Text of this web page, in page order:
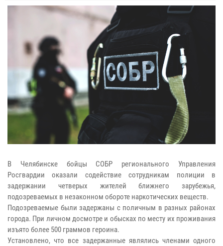
В Челябинске бойцы СОБР регионального Управления
Росгвардии оказали содействие сотрудникам полиции в
задержании четверых жителей ближнего зарубежья,
подозреваемых в незаконном обороте наркотических веществ.
Подозреваемые были задержаны с поличным в разных районах
города. При личном досмотре и обысках по месту их проживания
изъято более 500 граммов героина.
Установлено, что все задержанные являлись членами одного